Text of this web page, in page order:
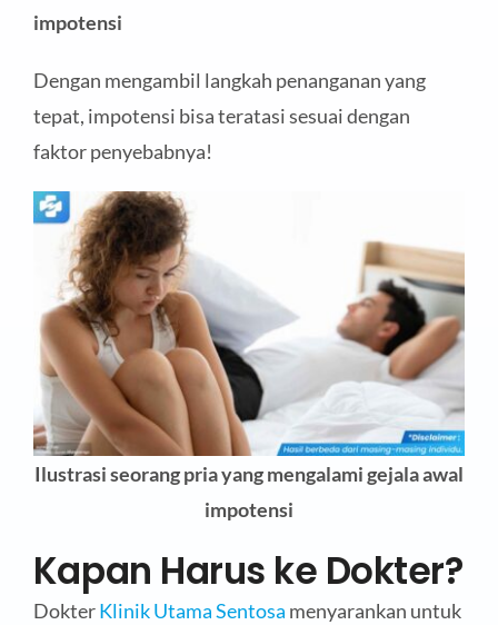
impotensi
Dengan mengambil langkah penanganan yang
tepat, impotensi bisa teratasi sesuai dengan
faktor penyebabnya!
Ilustrasi seorang pria yang mengalami gejala awal
impotensi
Kapan Harus ke Dokter?
DokterKlinik Utama Sentosa menyarankan untuk